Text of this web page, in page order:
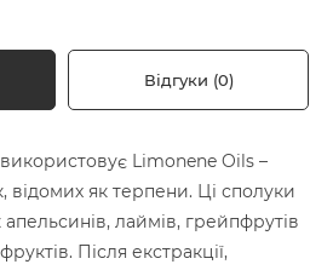
Відгуки (0)
Limonene Oils –
відомих як терпени. Ці сполуки
лаймів, грейпфрутів
Після екстракції,